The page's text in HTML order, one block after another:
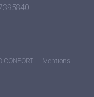
CONFORT | Mentions